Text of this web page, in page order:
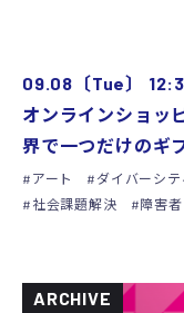
09.08〔Tue〕
オンラインショッ
界で一つだけのギ
アート ダイバーシテ
社会課題解決
障害者
ARCHIVE